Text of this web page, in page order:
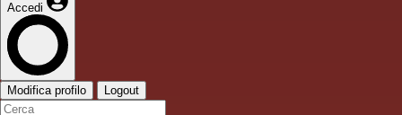
Accedi
Modifica profilo Logout